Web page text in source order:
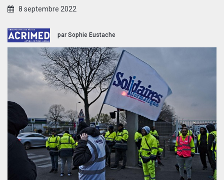
8 septembre 2022
par Sophie Eustache